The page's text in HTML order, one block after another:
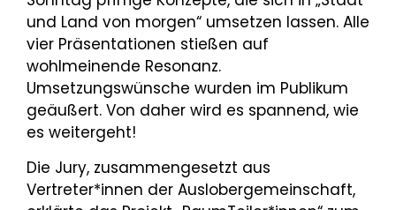
und Land von morgen“ umsetzen lassen. Alle
vier Präsentationen stießen auf
wohlmeinende Resonanz.
Umsetzungswünsche wurden im Publikum
geäußert. Von daher wird es spannend, wie
es weitergeht!
Die Jury, zusammengesetzt aus
Vertreter*innen der Auslobergemeinschaft,